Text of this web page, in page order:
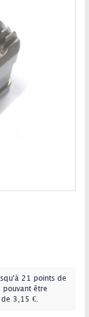
21
points de
pouvant être
3,15 €.